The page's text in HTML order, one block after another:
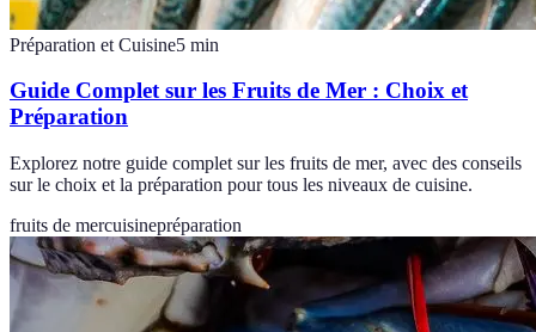
Préparation et Cuisine5 min
Guide Complet sur les Fruits de Mer : Choix et
Préparation
Explorez notre guide complet sur les fruits de mer, avec des conseils
sur le choix et la préparation pour tous les niveaux de cuisine.
fruits de mercuisinepréparation